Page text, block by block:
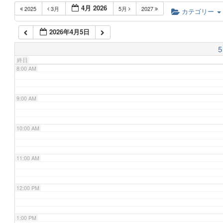
2025 3月 4月 2026 5月 2027 カテゴリー
2026年4月5日
5
終日
6:00 AM
7:00 AM
8:00 AM
9:00 AM
10:00 AM
11:00 AM
12:00 PM
1:00 PM